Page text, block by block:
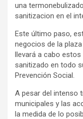
una
sanitizacion en el
Este último paso,
negocios de la
llevará a cabo
sanitizado en todo
Prevención Social.
A pesar del intenso
municipales y las
la medida de lo